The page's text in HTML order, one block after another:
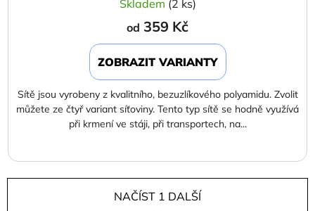
Skladem (2 ks)
od 359 Kč
ZOBRAZIT VARIANTY
Sítě jsou vyrobeny z kvalitního, bezuzlíkového polyamidu. Zvolit
můžete ze čtyř variant síťoviny. Tento typ sítě se hodně využívá
při krmení ve stáji, při transportech, na...
NAČÍST 1 DALŠÍ